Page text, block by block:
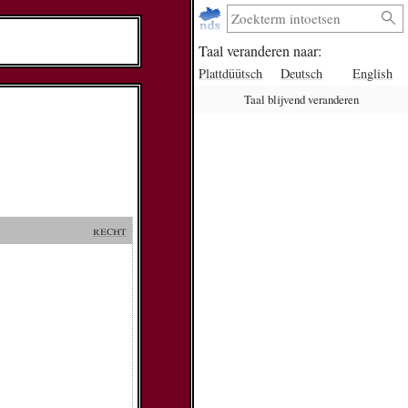
Taal veranderen naar:
Plattdüütsch Deutsch English
Taal blijvend veranderen
recht